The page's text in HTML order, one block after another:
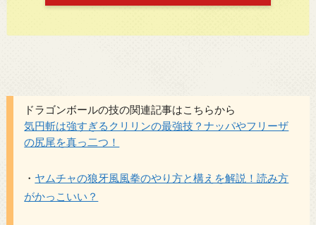
ドラゴンボールの技の関連記事はこちらから
気円斬は強すぎるクリリンの最強技？ナッパやフリーザ
の尻尾を真っ二つ！
・ ヤムチャの狼牙風風拳のやり方と構えを解説！読み方
がかっこいい？